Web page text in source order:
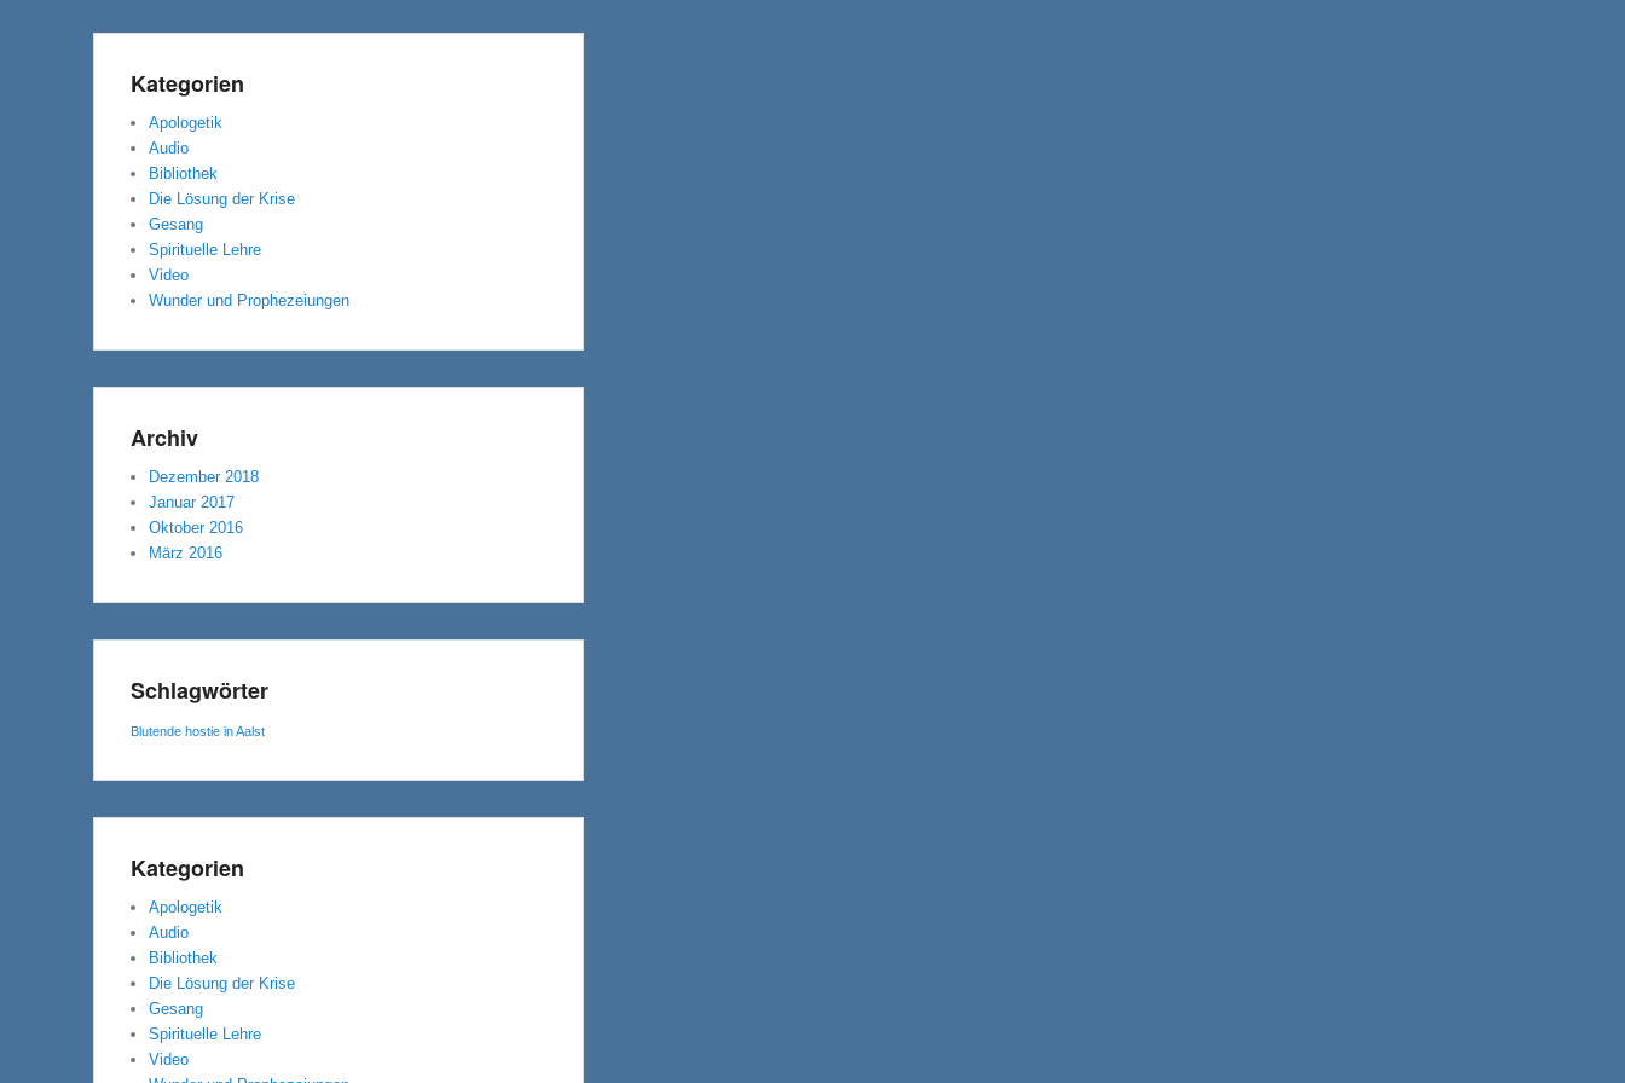
Kategorien
Apologetik
Audio
Bibliothek
Die Lösung der Krise
Gesang
Spirituelle Lehre
Video
Wunder und Prophezeiungen
Archiv
Dezember 2018
Januar 2017
Oktober 2016
März 2016
Schlagwörter
Blutende hostie in Aalst
Kategorien
Apologetik
Audio
Bibliothek
Die Lösung der Krise
Gesang
Spirituelle Lehre
Video